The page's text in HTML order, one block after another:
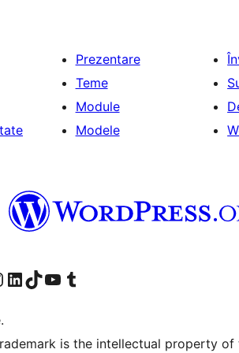
Prezentare
Teme
Module
Modele
noastră Facebook
ne pe Instagram
Vizitează-ne pe LinkedIn
Vizitează contul nostru TikTok
Vizitează canalul nostru YouTube
Vizitează contul nostru Tumblr
is the intellectual property of